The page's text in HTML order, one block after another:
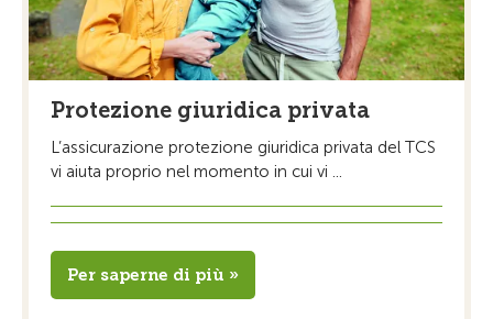
Protezione giuridica privata
L’assicurazione protezione giuridica privata del TCS
vi aiuta proprio nel momento in cui vi ...
Per saperne di più »